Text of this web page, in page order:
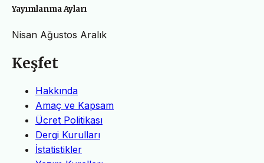
Yayımlanma Ayları
Nisan Ağustos Aralık
Keşfet
Hakkında
Amaç ve Kapsam
Ücret Politikası
Dergi Kurulları
İstatistikler